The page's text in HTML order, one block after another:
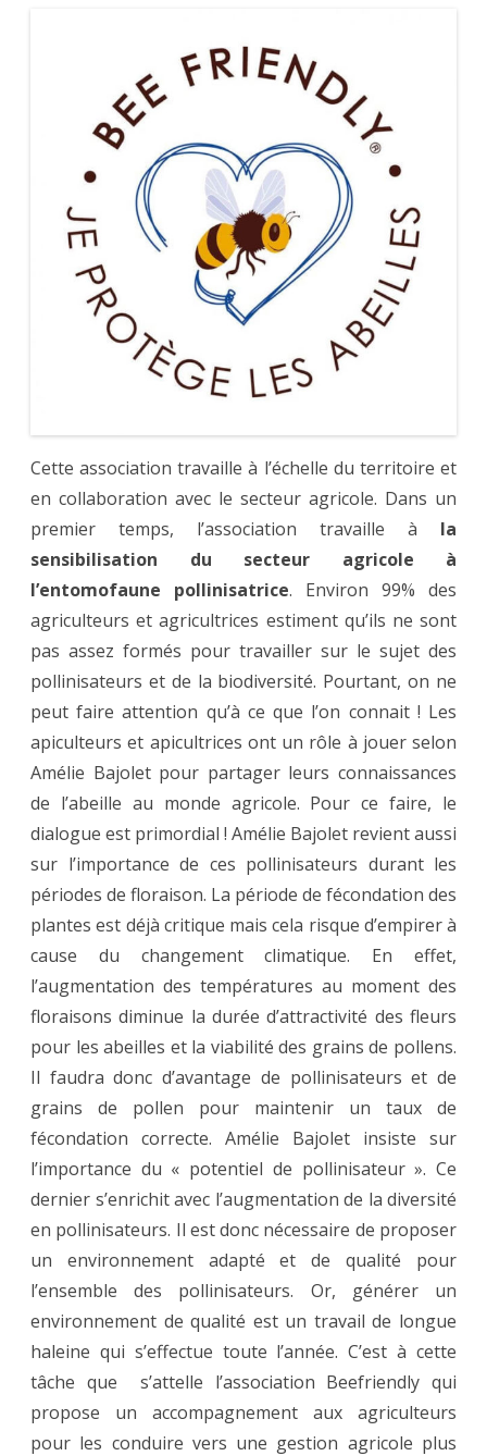
Cette association travaille à l’échelle du territoire et
en collaboration avec le secteur agricole. Dans un
premier temps, l’association travaille à la
sensibilisation du secteur agricole à
l’entomofaune pollinisatrice. Environ 99% des
agriculteurs et agricultrices estiment qu’ils ne sont
pas assez formés pour travailler sur le sujet des
pollinisateurs et de la biodiversité. Pourtant, on ne
peut faire attention qu’à ce que l’on connait ! Les
apiculteurs et apicultrices ont un rôle à jouer selon
Amélie Bajolet pour partager leurs connaissances
de l’abeille au monde agricole. Pour ce faire, le
dialogue est primordial ! Amélie Bajolet revient aussi
sur l’importance de ces pollinisateurs durant les
périodes de floraison. La période de fécondation des
plantes est déjà critique mais cela risque d’empirer à
cause du changement climatique. En effet,
l’augmentation des températures au moment des
floraisons diminue la durée d’attractivité des fleurs
pour les abeilles et la viabilité des grains de pollens.
Il faudra donc d’avantage de pollinisateurs et de
grains de pollen pour maintenir un taux de
fécondation correcte. Amélie Bajolet insiste sur
l’importance du « potentiel de pollinisateur ». Ce
dernier s’enrichit avec l’augmentation de la diversité
en pollinisateurs. Il est donc nécessaire de proposer
un environnement adapté et de qualité pour
l’ensemble des pollinisateurs. Or, générer un
environnement de qualité est un travail de longue
haleine qui s’effectue toute l’année. C’est à cette
tâche que s’attelle l’association Beefriendly qui
propose un accompagnement aux agriculteurs
pour les conduire vers une gestion agricole plus